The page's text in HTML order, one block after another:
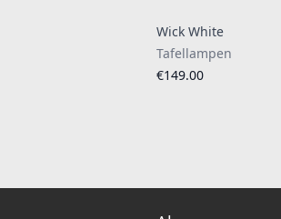
Wick White
Tafellampen
€149.00